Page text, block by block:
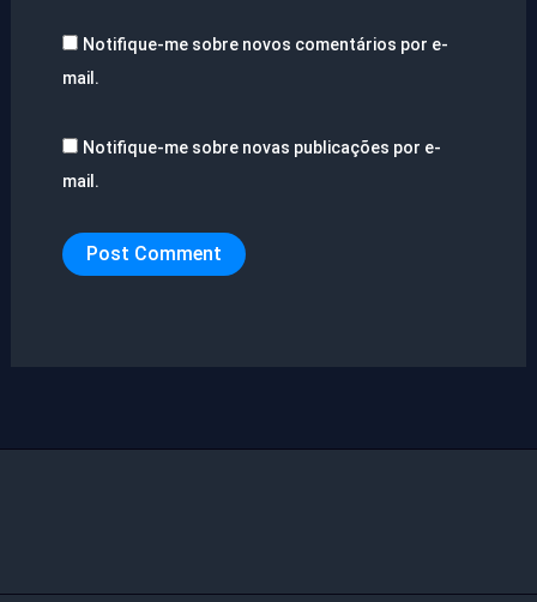
Notifique-me sobre novos comentários por e-
mail.
Notifique-me sobre novas publicações por e-
mail.